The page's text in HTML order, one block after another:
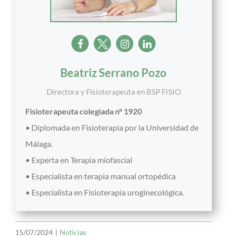
Beatriz Serrano Pozo
Directora y Fisioterapeuta en BSP FISIO
Fisioterapeuta colegiada nº 1920
• Diplomada en Fisioterapia por la Universidad de
Málaga.
• Experta en Terapia miofascial
• Especialista en terapia manual ortopédica
• Especialista en Fisioterapia uroginecológica.
15/07/2024 | Noticias